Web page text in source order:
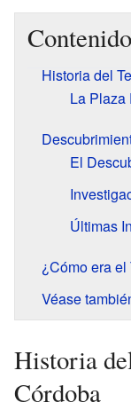
Contenido
Historia del
La Plaza
El
Últimas
¿Cómo era
Véase
Historia
Córdoba